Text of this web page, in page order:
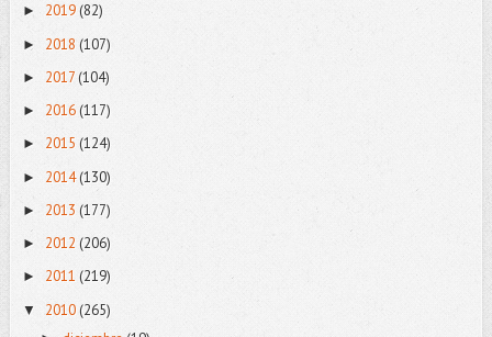
► 2019(82)
► 2018 (107)
► 2017(104)
► 2016(117)
► 2015 (124)
► 2014(130)
► 2013 (177)
► 2012 (206)
► 2011 (219)
▼ 2010(265)